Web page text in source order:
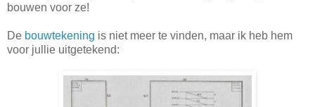
bouwen voor ze!
De bouwtekening is niet meer te vinden, maar ik heb hem
voor jullie uitgetekend: